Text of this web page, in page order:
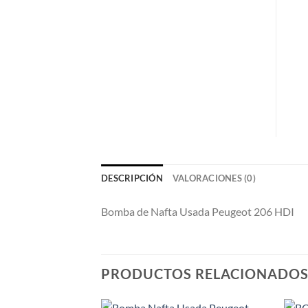
DESCRIPCIÓN VALORACIONES (0)
Bomba de Nafta Usada Peugeot 206 HDI
PRODUCTOS RELACIONADOS